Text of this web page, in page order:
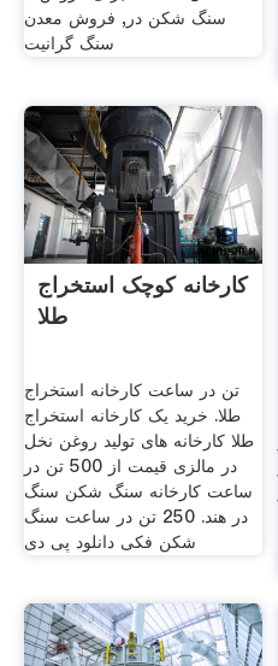
سنگ شکن در, فروش معدن
سنگ گرانیت
کارخانه کوچک استخراج
طلا
تن در ساعت کارخانه استخراج
طلا. خرید یک کارخانه استخراج
طلا کارخانه های تولید روغن نخل
در مالزی قیمت از 500 تن در
ساعت کارخانه سنگ شکن سنگ
در هند. 250 تن در ساعت سنگ
شکن فکی دانلود پی دی